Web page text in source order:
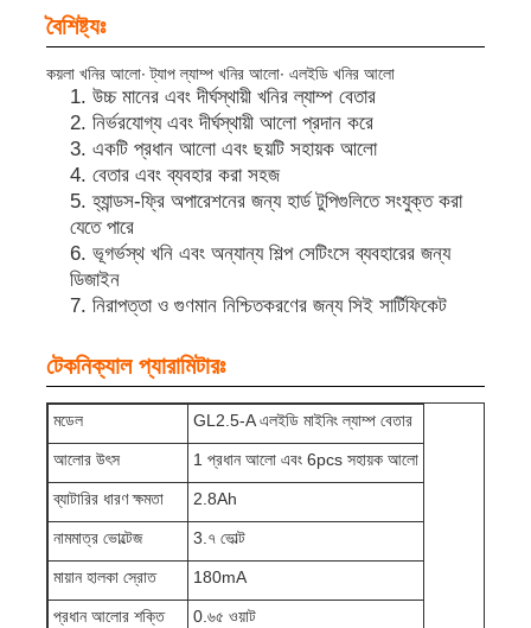
পণ্য
VR প্রদর্শন
আমাদের সম্পর্কে
কারখানা ভ্রমণ
মান নিয়ন্ত্রণ
খবর
উদ্ধৃতির জন্য আবেদন
এলইডি মাইনিং ল্যাম্প
কর্ডলেস মাইনিং ক্যাপ ল্যাম্প
বৈশিষ্ট্যঃ
কয়লা খনির আলো∙ ট্যাপ ল্যাম্প খনির আলো∙ এলইডি খনির আলো
উচ্চ মানের এবং দীর্ঘস্থায়ী খনির ল্যাম্প বেতার
নির্ভরযোগ্য এবং দীর্ঘস্থায়ী আলো প্রদান করে
একটি প্রধান আলো এবং ছয়টি সহায়ক আলো
বেতার এবং ব্যবহার করা সহজ
হ্যান্ডস-ফ্রি অপারেশনের জন্য হার্ড টুপিগুলিতে সংযুক্ত করা
যেতে পারে
ভূগর্ভস্থ খনি এবং অন্যান্য শিল্প সেটিংসে ব্যবহারের জন্য
ডিজাইন
নিরাপত্তা ও গুণমান নিশ্চিতকরণের জন্য সিই সার্টিফিকেট
টেকনিক্যাল প্যারামিটারঃ
মডেল GL2.5-A এলইডি মাইনিং ল্যাম্প বেতার
আলোর উৎস 1 প্রধান আলো এবং 6pcs সহায়ক আলো
ব্যাটারির ধারণ ক্ষমতা 2.8Ah
নামমাত্র ভোল্টেজ 3.৭ ভোল্ট
মায়ান হালকা স্রোত 180mA
প্রধান আলোর শক্তি 0.৬৫ ওয়াট